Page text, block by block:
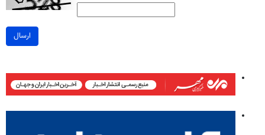
ارسال